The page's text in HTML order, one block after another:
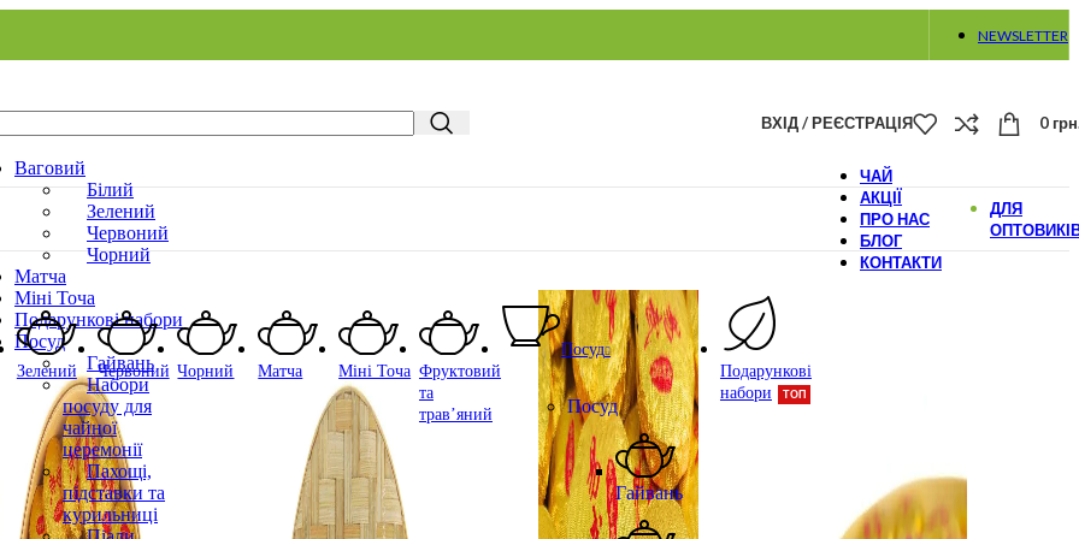
NEWSLETTER
Ваговий
Білий
Зелений
Червоний
Чорний
Матча
Міні Точа
Подарункові набори
Посуд
Гайвань
Набори
посуду для
чайної
церемонії
Пахощі,
підставки та
курильниці
ВХІД / РЕЄСТРАЦІЯ 0
Зелений Червоний Чорний Матча Міні Точа Фруктовий
та
трав’яний
Посуд
Посуд
Гайвань
Подарункові
набори
ТОП
ЧАЙ
АКЦІЇ
ПРО НАС
БЛОГ
КОНТАКТИ
ДЛЯ